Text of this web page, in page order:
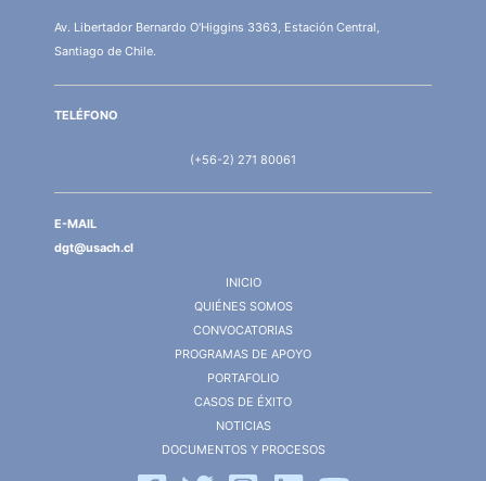
Av. Libertador Bernardo O'Higgins 3363, Estación Central,
Santiago de Chile.
TELÉFONO
(+56-2) 271 80061
E-MAIL
dgt@usach.cl
INICIO
QUIÉNES SOMOS
CONVOCATORIAS
PROGRAMAS DE APOYO
PORTAFOLIO
CASOS DE ÉXITO
NOTICIAS
DOCUMENTOS Y PROCESOS